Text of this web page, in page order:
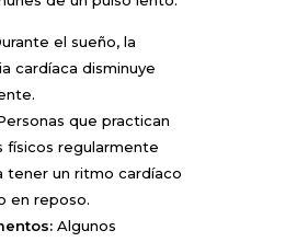
el sueño, la
cardíaca disminuye
que practican
físicos regularmente
tener un ritmo cardíaco
en reposo.
Algunos